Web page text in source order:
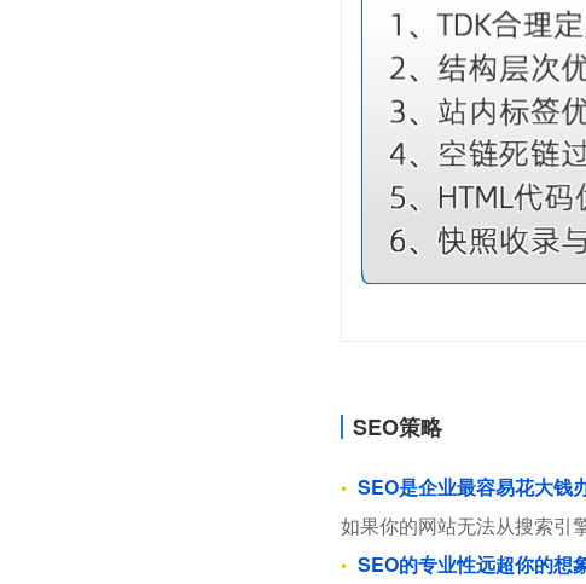
SEO策略
SEO是企业最容易花大钱
如果你的网站无法从搜索引
SEO的专业性远超你的想